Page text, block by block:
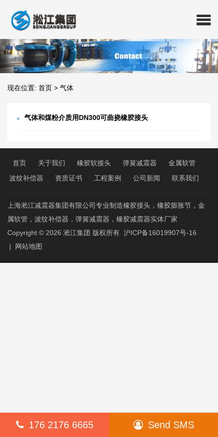
现在位置: 首页 > 气体
气体和煤粉介质用DN300可曲挠橡胶接头
首页 关于我们 橡胶软接头 弹簧减震器
金属软管
波纹补偿器
资质证书 工程案例 公司新闻 联系我们
上海淞江减震器集团有限公司专业制造橡胶接头，橡胶膨胀节，金
属软管，波纹补偿器，弹簧减震器，橡胶减震器实体厂家
Copyright © 2026 淞江集团 版权所有 沪ICP备16019907号-16
|
网站地图
176 2176 6665 Send SMS